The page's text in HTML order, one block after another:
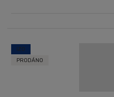
IZO
PRODÁNO